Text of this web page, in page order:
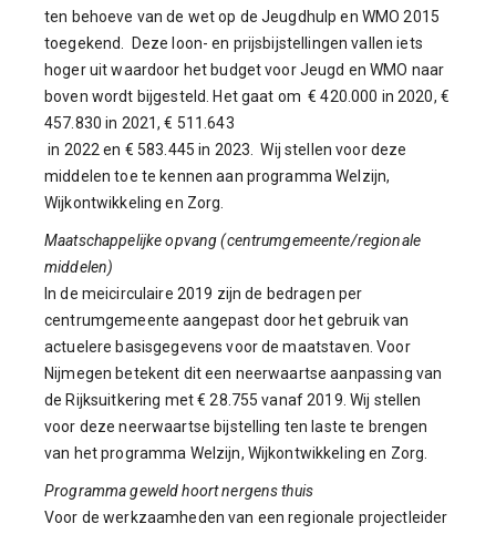
ten behoeve van de wet op de Jeugdhulp en WMO 2015
toegekend. Deze loon- en prijsbijstellingen vallen iets
hoger uit waardoor het budget voor Jeugd en WMO naar
boven wordt bijgesteld. Het gaat om € 420.000 in 2020, €
457.830 in 2021, € 511.643
in 2022 en € 583.445 in 2023. Wij stellen voor deze
middelen toe te kennen aan programma Welzijn,
Wijkontwikkeling en Zorg.
Maatschappelijke opvang (centrumgemeente/regionale
middelen)
In de meicirculaire 2019 zijn de bedragen per
centrumgemeente aangepast door het gebruik van
actuelere basisgegevens voor de maatstaven. Voor
Nijmegen betekent dit een neerwaartse aanpassing van
de Rijksuitkering met € 28.755 vanaf 2019. Wij stellen
voor deze neerwaartse bijstelling ten laste te brengen
van het programma Welzijn, Wijkontwikkeling en Zorg.
Programma geweld hoort nergens thuis
Voor de werkzaamheden van een regionale projectleider